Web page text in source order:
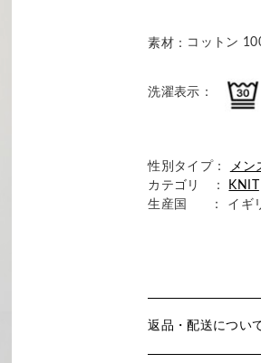
素材： コットン
洗濯表示：
性別タイプ：
メン
カテゴリ ：
KNIT
生産国
： イギ
返品・配送につい